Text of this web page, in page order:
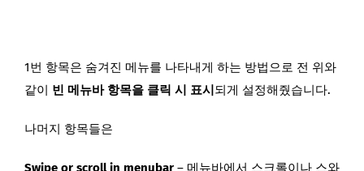
1번 항목은 숨겨진 메뉴를 나타내게 하는 방법으로 전 위와
같이 빈 메뉴바 항목을 클릭 시 표시 되게 설정해줬습니다.
나머지 항목들은
Swipe or scroll in menubar – 메뉴바에서 스크롤이나 스와